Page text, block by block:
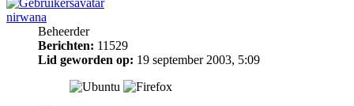
nirwana
Beheerder
Berichten: 11529
Lid geworden op: 19 september 2003, 5:09